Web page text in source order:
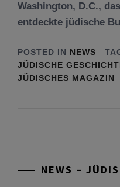
Washington, D.C.,
entdeckte jüdische
POSTED IN NEWS
JÜDISCHE
JÜDISCHES MAGAZIN
NEWS –
Menschen